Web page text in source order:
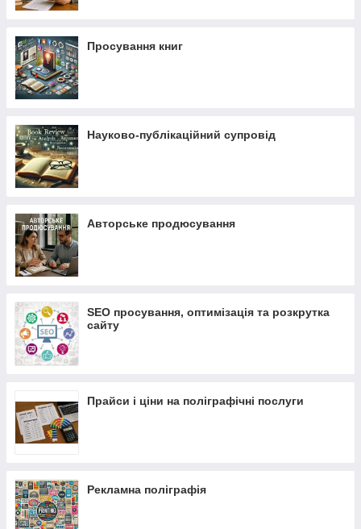
Просування книг
Науково-публікаційний супровід
Авторське продюсування
SEO просування, оптимізація та розкрутка
сайту
Прайси і ціни на поліграфічні послуги
Рекламна поліграфія